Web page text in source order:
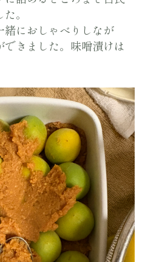
。
緒におしゃべりしなが
できました。味噌漬けは